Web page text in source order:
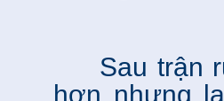
Sau trận
hơn nhưng